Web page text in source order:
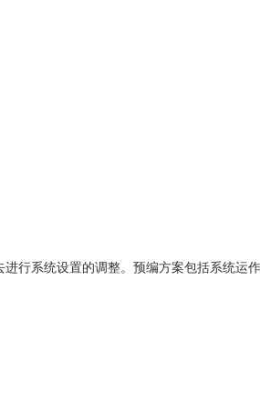
行系统设置的调整。预编方案包括系统运